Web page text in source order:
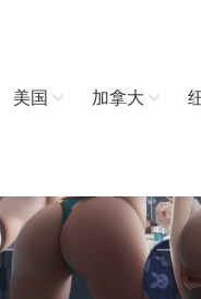
美国 加拿大